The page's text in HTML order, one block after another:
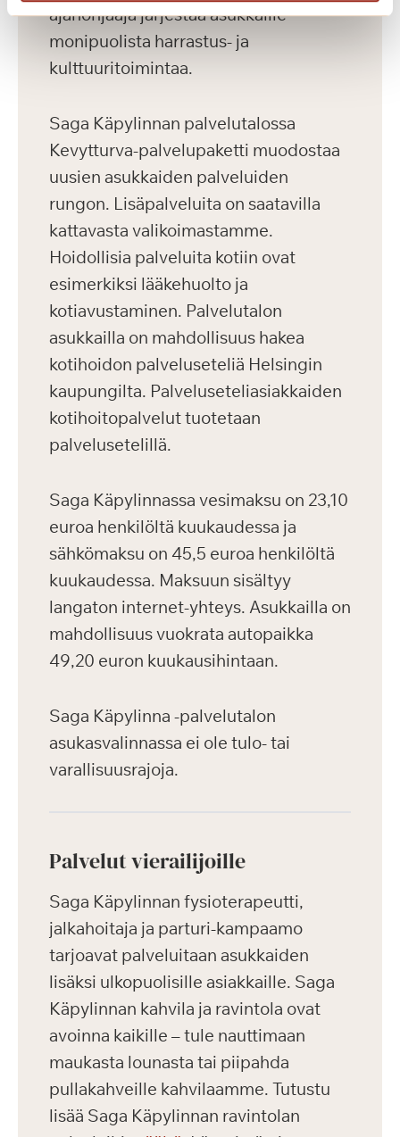
ajanohjaaja järjestää asukkaille
monipuolista harrastus- ja
kulttuuritoimintaa.
Saga Käpylinnan palvelutalossa
Kevytturva-palvelupaketti muodostaa
uusien asukkaiden palveluiden
rungon. Lisäpalveluita on saatavilla
kattavasta valikoimastamme.
Hoidollisia palveluita kotiin ovat
esimerkiksi lääkehuolto ja
kotiavustaminen. Palvelutalon
asukkailla on mahdollisuus hakea
kotihoidon palveluseteliä Helsingin
kaupungilta. Palveluseteliasiakkaiden
kotihoitopalvelut tuotetaan
palvelusetelillä.
Saga Käpylinnassa vesimaksu on 23,10
euroa henkilöltä kuukaudessa ja
sähkömaksu on 45,5 euroa henkilöltä
kuukaudessa. Maksuun sisältyy
langaton internet-yhteys. Asukkailla on
mahdollisuus vuokrata autopaikka
49,20 euron kuukausihintaan.
Saga Käpylinna -palvelutalon
asukasvalinnassa ei ole tulo- tai
varallisuusrajoja.
Palvelut vierailijoille
Saga Käpylinnan fysioterapeutti,
jalkahoitaja ja parturi-kampaamo
tarjoavat palveluitaan asukkaiden
lisäksi ulkopuolisille asiakkaille. Saga
Käpylinnan kahvila ja ravintola ovat
avoinna kaikille – tule nauttimaan
maukasta lounasta tai piipahda
pullakahveille kahvilaamme. Tutustu
lisää Saga Käpylinnan ravintolan